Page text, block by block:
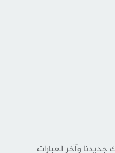
جديدنا وآخر العبارات